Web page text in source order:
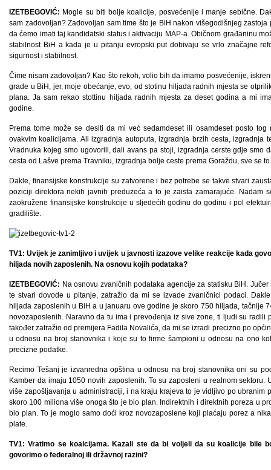
IZETBEGOVIĆ: Mogle su biti bolje koalicije, posvećenije i manje sebične.
sam zadovoljan? Zadovoljan sam time što je BiH nakon višegodišnjeg
da ćemo imati taj kandidatski status i aktivaciju MAP-a. Običnom građaninu
stabilnost BiH a kada je u pitanju evropski put dobivaju se vrlo značajne
sigurnost i stabilnost.
Čime nisam zadovoljan? Kao što rekoh, volio bih da imamo posvećenije,
grade u BiH, jer, moje obećanje, evo, od stotinu hiljada radnih mjesta se
plana. Ja sam rekao stottinu hiljada radnih mjesta za deset godina a mi
godine.
Prema tome može se desiti da mi već sedamdeset ili osamdeset posto
ovakvim koalicijama. Ali izgradnja autoputa, izgradnja brzih cesta, izgradnja
Vradnuka kojeg smo ugovorili, dali avans pa stoji, izgradnja cerste gdje smo
cesta od Lašve prema Travniku, izgradnja bolje ceste prema Goraždu, sve se
Dakle, finansijske konstrukcije su zatvorene i bez potrebe se takve stvari
poziciji direktora nekih javnih preduzeća a to je zaista zamarajuće. Nadam
zaokružene finansijske konstrukcije u sljedećih godinu do godinu i pol
gradilište.
TV1: Uvijek je zanimljivo i uvijek u javnosti izazove velike reakcije kada
hiljada novih zaposlenih. Na osnovu kojih podataka?
IZETBEGOVIĆ: Na osnovu zvaničnih podataka agencije za statisku BiH.
te stvari dovode u pitanje, zatražio da mi se izvade zvaničnici podaci.
hiljada zaposlenih u BiH a u januaru ove godine je skoro 750 hiljada, tačnije
novozaposlenih. Naravno da tu ima i prevođenja iz sive zone, ti ljudi su radili
također zatražio od premijera Fadila Novalića, da mi se izradi precizno po
u odnosu na broj stanovnika i koje su to firme šampioni u odnosu na ono
precizne podatke.
Recimo Tešanj je izvanredna opština u odnosu na broj stanovnika oni su
Kamber da imaju 1050 novih zaposlenih. To su zaposleni u realnom sektoru.
više zapošljavanja u administraciji, i na kraju krajeva to je vidljivo po ubranim
skoro 100 miliona više onoga što je bio plan. Indirektnih i direktnih poreza u
bio plan. To je moglo samo doći kroz novozaposlene koji plaćaju porez a
plate.
TV1: Vratimo se koalcijama. Kazali ste da bi voljeli da su koalicije bile
govorimo o federalnoj ili državnoj razini?